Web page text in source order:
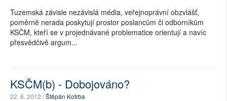
Tuzemská závisle nezávislá média, veřejnoprávní obzvlášť,
poměrně nerada poskytují prostor poslancům či odborníkům
KSČM, kteří se v projednávané problematice orientují a navíc
přesvědčivě argum...
KSČM(b) - Dobojováno?
22. 6. 2012 /Štěpán Kotrba